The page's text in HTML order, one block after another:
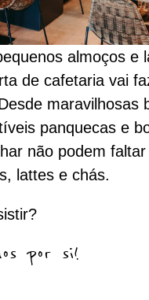
almoços e
de cafetaria vai
maravilhosas
panquecas e
não podem
lattes e chás.
por si!